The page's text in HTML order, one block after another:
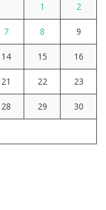
1 2
7 8 9
14 15 16
21 22 23
28 29 30